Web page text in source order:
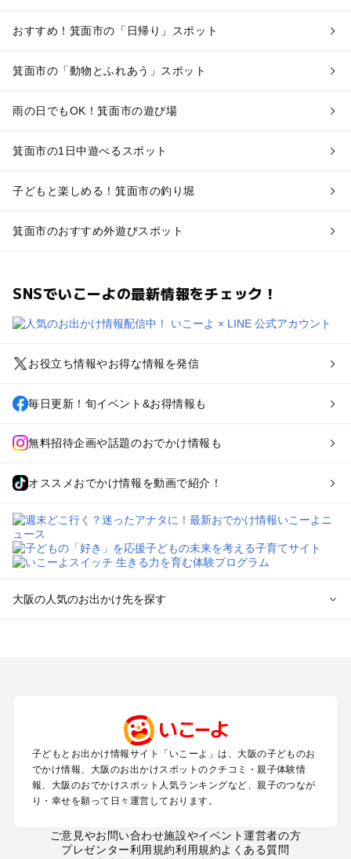
おすすめ！箕面市の「日帰り」スポット
箕面市の「動物とふれあう」スポット
雨の日でもOK！箕面市の遊び場
箕面市の1日中遊べるスポット
子どもと楽しめる！箕面市の釣り堀
箕面市のおすすめ外遊びスポット
SNSでいこーよの最新情報をチェック！
お役立ち情報やお得な情報を発信
毎日更新！旬イベント&お得情報も
無料招待企画や話題のおでかけ情報も
オススメおでかけ情報を動画で紹介！
大阪の人気のお出かけ先を探す
梅田・キタ・淀屋橋・本町・福島のプールお出かけ
東大阪・八尾・寝屋川・守口・門真のプールお出かけ
大阪ベイエリア（USJ・南港）のプールお出かけ
なんば・心斎橋・道頓堀・四ツ橋・ミナミのプールお出かけ
天王寺・阿倍野・上本町・長居のプールお出かけ
新大阪・江坂・十三のプールお出かけ
子どもとお出かけ情報サイト「いこーよ」は、大阪の子どものお
でかけ情報、大阪のお出かけスポットのクチコミ・親子体験情
報、大阪のおでかけスポット人気ランキングなど、親子のつなが
り・幸せを願って日々運営しております。
ご意見やお問い合わせ施設やイベント運営者の方
プレゼンター利用規約利用規約よくある質問